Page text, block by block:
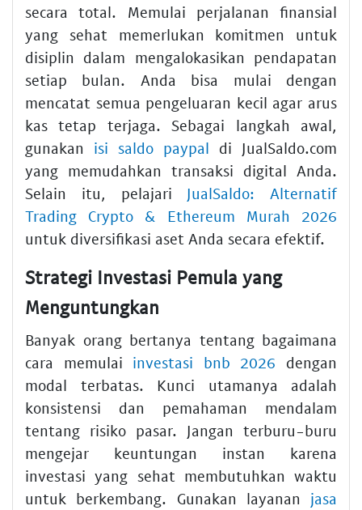
secara total. Memulai perjalanan finansial
yang sehat memerlukan komitmen untuk
disiplin dalam mengalokasikan pendapatan
setiap bulan. Anda bisa mulai dengan
mencatat semua pengeluaran kecil agar arus
kas tetap terjaga. Sebagai langkah awal,
gunakan isi saldo paypal di JualSaldo.com
yang memudahkan transaksi digital Anda.
Selain itu, pelajari JualSaldo: Alternatif
Trading Crypto & Ethereum Murah 2026
untuk diversifikasi aset Anda secara efektif.
Strategi Investasi Pemula yang
Menguntungkan
Banyak orang bertanya tentang bagaimana
cara memulai investasi bnb 2026 dengan
modal terbatas. Kunci utamanya adalah
konsistensi dan pemahaman mendalam
tentang risiko pasar. Jangan terburu-buru
mengejar keuntungan instan karena
investasi yang sehat membutuhkan waktu
untuk berkembang. Gunakan layanan jasa